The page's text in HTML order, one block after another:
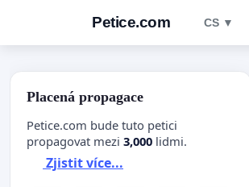
Petice.com CS ▼
Placená propagace
Petice.com bude tuto petici
propagovat mezi 3,000 lidmi.
Zjistit více...